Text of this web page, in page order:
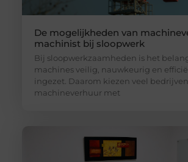
De mogelijkheden van
machinist bij sloopwerk
Bij sloopwerkzaamheden is het
machines veilig, nauwkeurig en
ingezet. Daarom kiezen veel
machineverhuur met